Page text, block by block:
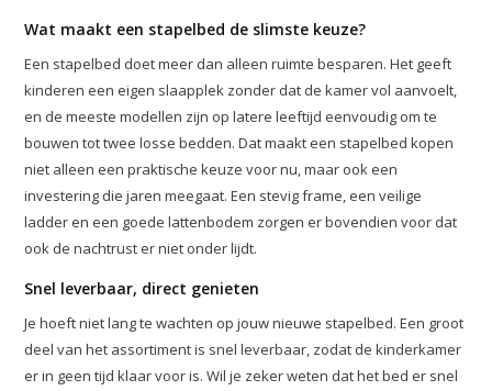
Wat maakt een stapelbed de slimste keuze?
Een stapelbed doet meer dan alleen ruimte besparen. Het geeft
kinderen een eigen slaapplek zonder dat de kamer vol aanvoelt,
en de meeste modellen zijn op latere leeftijd eenvoudig om te
bouwen tot twee losse bedden. Dat maakt een stapelbed kopen
niet alleen een praktische keuze voor nu, maar ook een
investering die jaren meegaat. Een stevig frame, een veilige
ladder en een goede lattenbodem zorgen er bovendien voor dat
ook de nachtrust er niet onder lijdt.
Snel leverbaar, direct genieten
Je hoeft niet lang te wachten op jouw nieuwe stapelbed. Een groot
deel van het assortiment is snel leverbaar, zodat de kinderkamer
er in geen tijd klaar voor is. Wil je zeker weten dat het bed er snel